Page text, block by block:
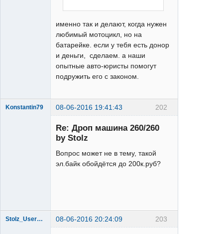
именно так и делают, когда нужен
любимый мотоцикл, но на
батарейке. если у тебя есть донор
и деньги, сделаем. а наши
опытные авто-юристы помогут
подружить его с законом.
202
Konstantin79 08-06-2016 19:41:43
Re: Дроп машина 260/260
by Stolz
Вопрос может не в тему, такой
эл.байк обойдётся до 200к.руб?
203
Stolz_User_Of_World 08-06-2016 20:24:09